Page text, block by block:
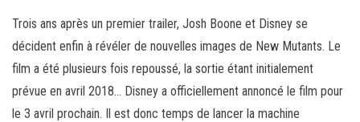
Trois ans après un premier trailer, Josh Boone et Disney se
décident enfin à révéler de nouvelles images de New Mutants. Le
film a été plusieurs fois repoussé, la sortie étant initialement
prévue en avril 2018… Disney a officiellement annoncé le film pour
le 3 avril prochain. Il est donc temps de lancer la machine